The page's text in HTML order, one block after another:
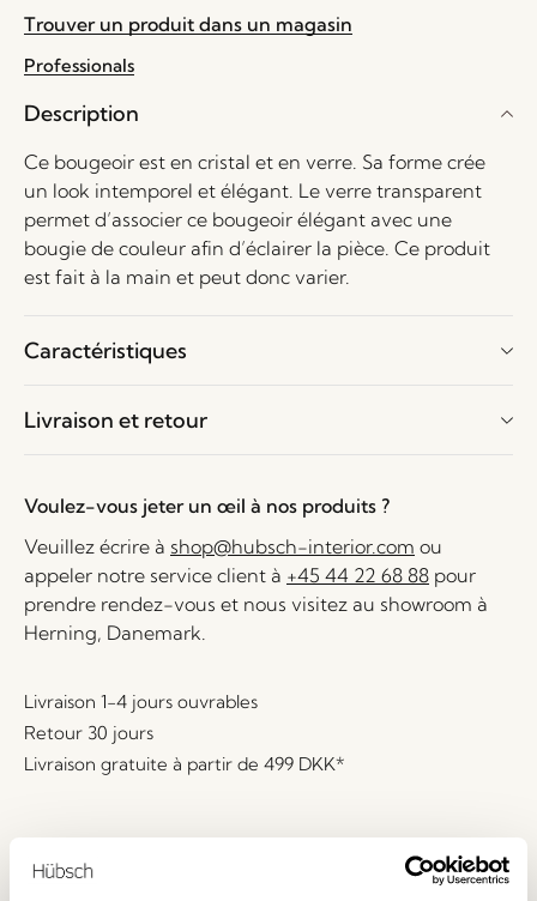
Trouver un produit dans un magasin
Professionals
Description
Ce bougeoir est en cristal et en verre. Sa forme crée
un look intemporel et élégant. Le verre transparent
permet d’associer ce bougeoir élégant avec une
bougie de couleur afin d’éclairer la pièce. Ce produit
est fait à la main et peut donc varier.
Caractéristiques
Livraison et retour
Voulez-vous jeter un œil à nos produits ?
Veuillez écrire à shop@hubsch-interior.com ou
appeler notre service client à +45 44 22 68 88 pour
prendre rendez-vous et nous visitez au showroom à
Herning, Danemark.
Livraison 1-4 jours ouvrables
Retour 30 jours
Livraison gratuite à partir de 499 DKK*
Produits similaires